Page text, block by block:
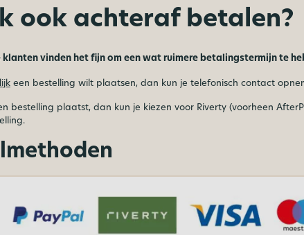
ook achteraf betalen?
klanten vinden het fijn om een wat ruimere betalingstermijn te
een bestelling wilt plaatsen, dan kun je telefonisch contact
bestelling plaatst, dan kun je kiezen voor Riverty (voorheen